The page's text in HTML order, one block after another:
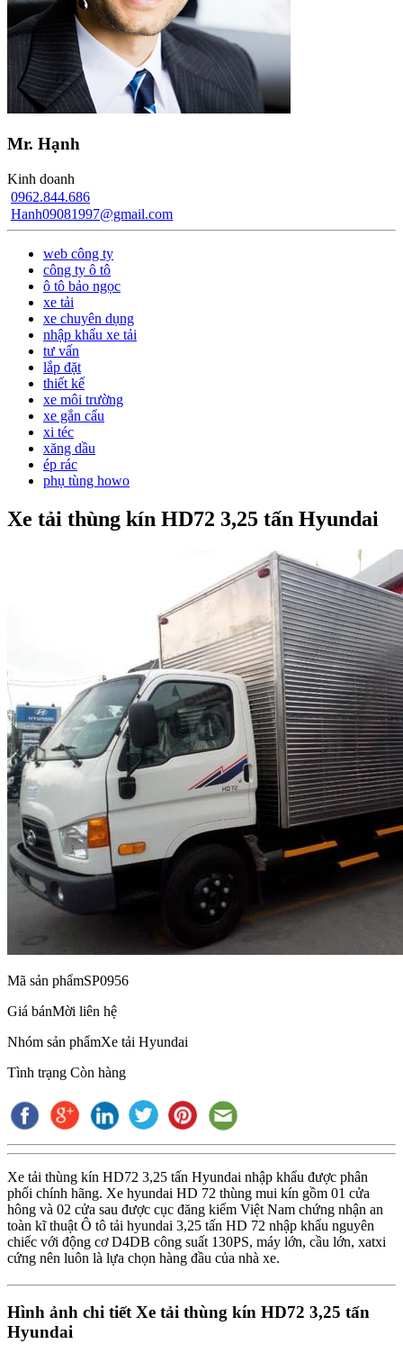
Mr. Hạnh
Kinh doanh
0962.844.686
Hanh09081997@gmail.com
web công ty
công ty ô tô
ô tô bảo ngọc
xe tải
xe chuyên dụng
nhập khẩu xe tải
tư vấn
lắp đặt
thiết kế
xe môi trường
xe gắn cẩu
xi téc
xăng dầu
ép rác
phụ tùng howo
Xe tải thùng kín HD72 3,25 tấn Hyundai
Mã sản phẩmSP0956
Giá bánMời liên hệ
Nhóm sản phẩmXe tải Hyundai
Tình trạng Còn hàng
Xe tải thùng kín HD72 3,25 tấn Hyundai nhập khẩu được phân
phối chính hãng. Xe hyundai HD 72 thùng mui kín gồm 01 cửa
hông và 02 cửa sau được cục đăng kiểm Việt Nam chứng nhận an
toàn kĩ thuật Ô tô tải hyundai 3,25 tấn HD 72 nhập khẩu nguyên
chiếc với động cơ D4DB công suất 130PS, máy lớn, cầu lớn, xatxi
cứng nên luôn là lựa chọn hàng đầu của nhà xe.
Hình ảnh chi tiết Xe tải thùng kín HD72 3,25 tấn
Hyundai